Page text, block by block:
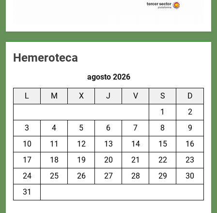
Hemeroteca
agosto 2026
L M X J V S
D
1
2
3
4 5 6 7 8
9
10
11 12 13 14 15
16
17
18 19 20 21 22
23
24
25 26 27 28 29
30
31